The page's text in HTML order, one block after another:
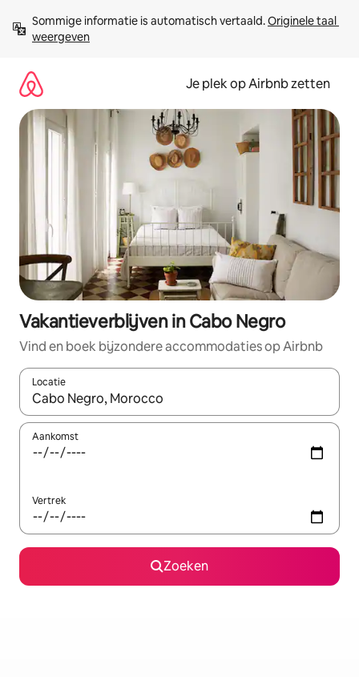
direct
naar
Sommige informatie is automatisch vertaald. Originele taal
weergeven
Je plek op Airbnb zetten
Vakantieverblijven in Cabo Negro
Vind en boek bijzondere accommodaties op Airbnb
Locatie
Wanneer er resultaten beschikbaar zijn, maak je een keuze
Aankomst
Vertrek
Zoeken